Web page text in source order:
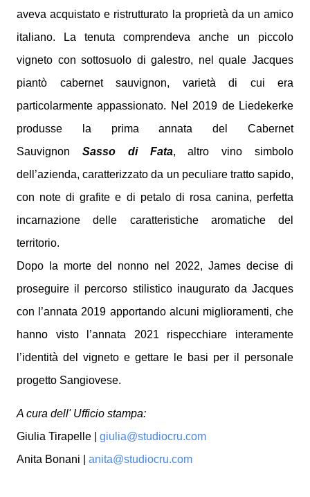
aveva acquistato e ristrutturato la proprietà da un amico
italiano. La tenuta comprendeva anche un piccolo
vigneto con sottosuolo di galestro, nel quale Jacques
piantò cabernet sauvignon, varietà di cui era
particolarmente appassionato. Nel 2019 de Liedekerke
produsse la prima annata del Cabernet
Sauvignon Sasso di Fata, altro vino simbolo
dell’azienda, caratterizzato da un peculiare tratto sapido,
con note di grafite e di petalo di rosa canina, perfetta
incarnazione delle caratteristiche aromatiche del
territorio.
Dopo la morte del nonno nel 2022, James decise di
proseguire il percorso stilistico inaugurato da Jacques
con l’annata 2019 apportando alcuni miglioramenti, che
hanno visto l’annata 2021 rispecchiare interamente
l’identità del vigneto e gettare le basi per il personale
progetto Sangiovese.
A cura dell' Ufficio stampa:
Giulia Tirapelle | giulia@studiocru.com
Anita Bonani | anita@studiocru.com